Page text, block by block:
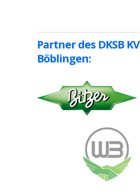
Partner des DKSB KV
Böblingen: